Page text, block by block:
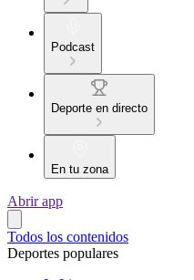
Podcast
Deporte en directo
En tu zona
Abrir app
Todos los contenidos
Deportes populares